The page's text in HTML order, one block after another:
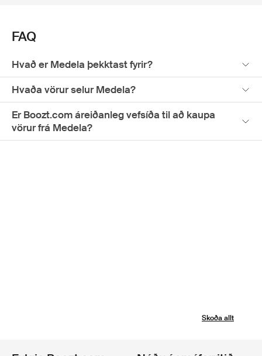
mjólkurgeymslupoka, brjóstamjólkursafnara og róandi
vandlega valið úrval af nauðsynjavörum frá Medela á
Boozt.com, leiðandi norrænni netverslun.
FAQ
Hvað er Medela þekktast fyrir?
Hvaða vörur selur Medela?
Er Boozt.com áreiðanleg vefsíða til að kaupa
vörur frá Medela?
Skoða allt